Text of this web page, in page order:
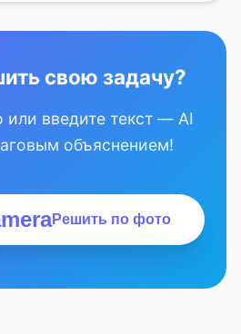
свою задачу?
или введите текст — AI
объяснением!
Решить по фото